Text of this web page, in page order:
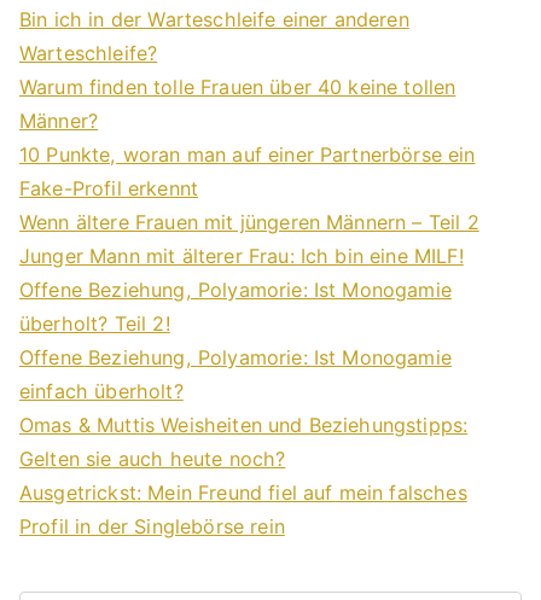
Bin ich in der Warteschleife einer anderen
Warteschleife?
Warum finden tolle Frauen über 40 keine tollen
Männer?
10 Punkte, woran man auf einer Partnerbörse ein
Fake-Profil erkennt
Wenn ältere Frauen mit jüngeren Männern – Teil 2
Junger Mann mit älterer Frau: Ich bin eine MILF!
Offene Beziehung, Polyamorie: Ist Monogamie
überholt? Teil 2!
Offene Beziehung, Polyamorie: Ist Monogamie
einfach überholt?
Omas & Muttis Weisheiten und Beziehungstipps:
Gelten sie auch heute noch?
Ausgetrickst: Mein Freund fiel auf mein falsches
Profil in der Singlebörse rein